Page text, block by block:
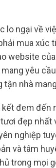
lo ngại về
mua xúc
website
yêu
tận nhà
đem đến
đẹp nhất
nghiệp
và tâm
trong mọi